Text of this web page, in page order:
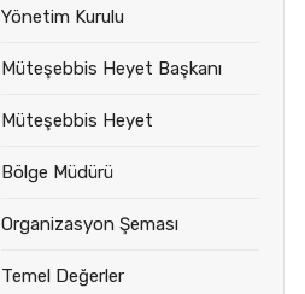
Yönetim Kurulu
Müteşebbis Heyet Başkanı
Müteşebbis Heyet
Bölge Müdürü
Organizasyon Şeması
Temel Değerler